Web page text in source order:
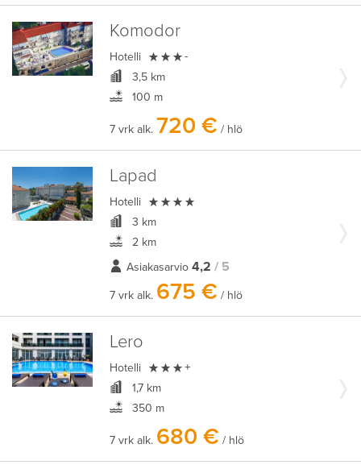
Komodor
Hotelli  -
3,5 km
100 m
7 vrk alk. 720 € / hlö
Lapad
Hotelli 
3 km
2 km
Asiakasarvio 4,2 / 5
7 vrk alk. 675 € / hlö
Lero
Hotelli  +
1,7 km
350 m
7 vrk alk. 680 € / hlö